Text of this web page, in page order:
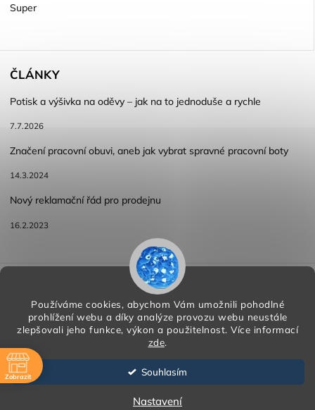
Používáme cookies, abychom Vám umožnili pohodlné
prohlížení webu a díky analýze provozu webu neustále
zlepšovali jeho funkce, výkon a použitelnost. Více informací
zde.
Souhlasím
Nastavení
Super
ČLÁNKY
Potisk a výšivka na oděvy – jak na to jednoduše a rychle
7.7.2026
Značení pracovní obuvi, aneb jak vybrat spravné pracovní boty
14.3.2024
Nový reklamační řád pro prodejnu
16.2.2023
Reklamace a vracení zboží
Podmínky ochrany osobních údajů
Copyright 2026 HORA PP s.r.o.
Shoptet | Design
Zobrazit